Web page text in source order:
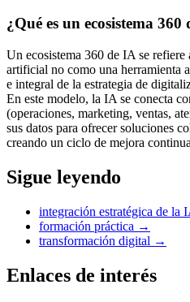
¿Qué es un ecosistema
Un ecosistema 360 de IA se
artificial no como una herramienta
e integral de la estrategia de
En este modelo, la IA se conecta
(operaciones, marketing, ventas,
sus datos para ofrecer soluciones
creando un ciclo de mejora
Sigue leyendo
integración estratégica de la
formación práctica →
transformación digital →
Enlaces de interés